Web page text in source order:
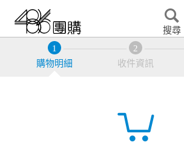
搜尋
購物明細 收件資訊